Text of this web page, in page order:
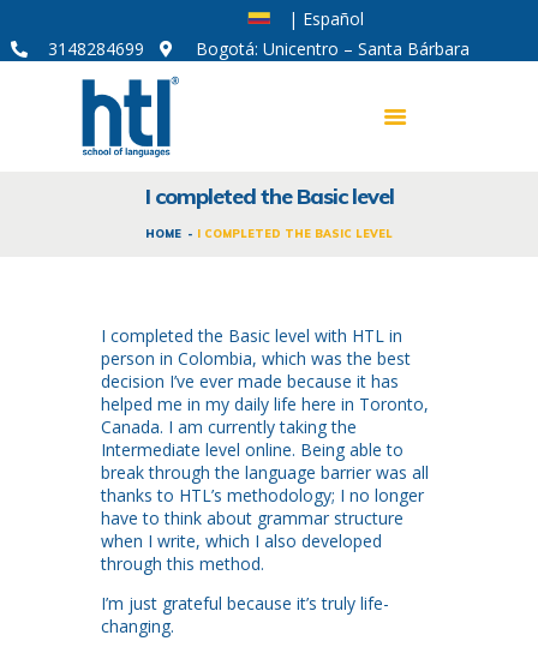
| Español
3148284699
Bogotá: Unicentro – Santa Bárbara
I completed the Basic level
HOME I COMPLETED THE BASIC LEVEL
CURSOS DE IDIOMAS
ACERCA DE HTL
SOY APRENDIZ
I completed the Basic level with HTL in
person in Colombia, which was the best
decision I’ve ever made because it has
helped me in my daily life here in Toronto,
Canada. I am currently taking the
Intermediate level online. Being able to
break through the language barrier was all
thanks to HTL’s methodology; I no longer
have to think about grammar structure
when I write, which I also developed
through this method.
I’m just grateful because it’s truly life-
changing.